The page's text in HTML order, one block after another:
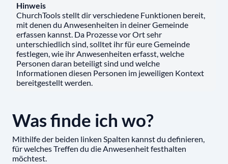
Hinweis
ChurchTools stellt dir verschiedene Funktionen bereit,
mit denen du Anwesenheiten in deiner Gemeinde
erfassen kannst. Da Prozesse vor Ort sehr
unterschiedlich sind, solltet ihr für eure Gemeinde
festlegen, wie ihr Anwesenheiten erfasst, welche
Personen daran beteiligt sind und welche
Informationen diesen Personen im jeweiligen Kontext
bereitgestellt werden.
Was finde ich wo?
Mithilfe der beiden linken Spalten kannst du definieren,
für welches Treffen du die Anwesenheit festhalten
möchtest.